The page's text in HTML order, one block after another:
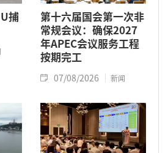
捕
第十六届国会第一次非
常规会议：确保2027
年APEC会议服务工程
按期完工
07/08/2026 新闻